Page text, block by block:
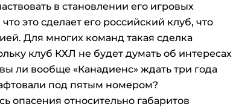
в становлении его игровых
это сделает его российский клуб, что
Для многих команд такая сделка
клуб КХЛ не будет думать об интересах
ли вообще «Канадиенс» ждать три года
под пятым номером?
опасения относительно габаритов